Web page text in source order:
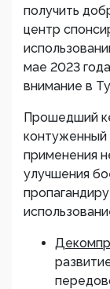
получить
центр
мае 2023
внимание в
Прошедший
контуженный
применения
улучшения